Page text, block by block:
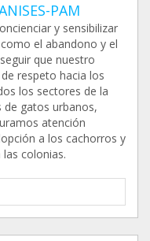
PAM
y sensibilizar
el abandono y el
que nuestro
respeto hacia los
los sectores de la
de gatos urbanos,
atención
a los cachorros y
colonias.